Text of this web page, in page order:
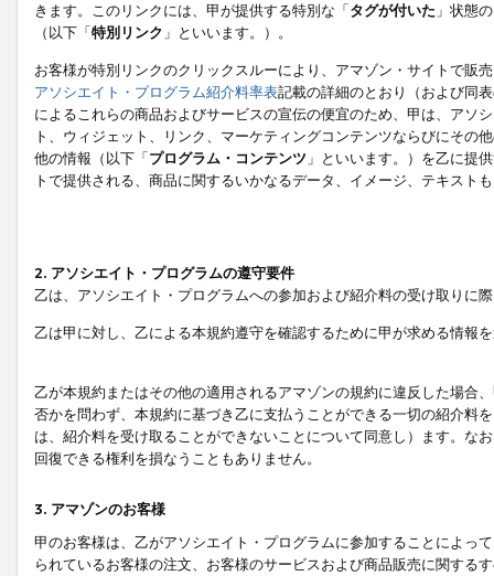
きます。このリンクには、甲が提供する特別な「タグが付いた 」状態
（以下「特別リンク 」といいます。）。
お客様が特別リンクのクリックスルーにより、アマゾン・サイトで販
アソシエイト・プログラム紹介料率表記載の詳細のとおり（および同
によるこれらの商品およびサービスの宣伝の便宜のため、甲は、アソ
ト、ウィジェット、リンク、マーケティングコンテンツならびにその
他の情報（以下「プログラム・コンテンツ 」といいます。）を乙に提
トで提供される、商品に関するいかなるデータ、イメージ、テキス
2. アソシエイト・プログラムの遵守要件
乙は、アソシエイト・プログラムへの参加および紹介料の受け取りに
乙は甲に対し、乙による本規約遵守を確認するために甲が求める情報
乙が本規約またはその他の適用されるアマゾンの規約に違反した場合
否かを問わず、本規約に基づき乙に支払うことができる一切の紹介料
は、紹介料を受け取ることができないことについて同意し）ます。な
回復できる権利を損なうこともありません。
3. アマゾンのお客様
甲のお客様は、乙がアソシエイト・プログラムに参加することによっ
られているお客様の注文、お客様のサービスおよび商品販売に関する